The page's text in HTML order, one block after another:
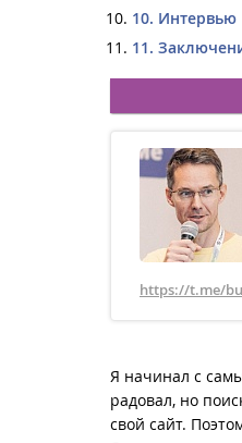
10. Интервью
11.
https://t.me/
Я начинал с
радовал, но
свой сайт.